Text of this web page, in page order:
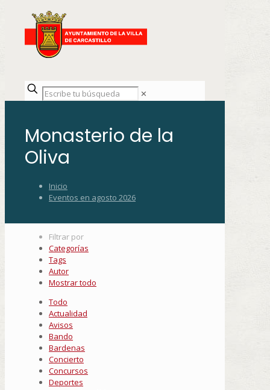
✕
Monasterio de la
Oliva
Inicio
Eventos en agosto 2026
Filtrar por
Categorías
Tags
Autor
Mostrar todo
Todo
Actualidad
Avisos
Bando
Bardenas
Concierto
Concursos
Deportes